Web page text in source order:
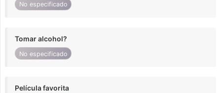
No especificado
Tomar alcohol?
No especificado
Película favorita